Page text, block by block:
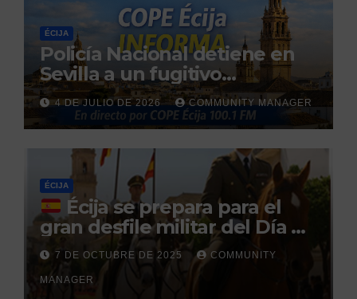
ÉCIJA
Policía Nacional detiene en
Sevilla a un fugitivo
reclamado por narcotráfico
tras no regresar a prisión
durante un permiso
penitenciario
4 DE JULIO DE 2026 COMMUNITY MANAGER
ÉCIJA
Écija se prepara para el
gran desfile militar del Día de
la Hispanidad organizado por
el Centro Militar de Cría
Caballar
7 DE OCTUBRE DE 2025 COMMUNITY
MANAGER